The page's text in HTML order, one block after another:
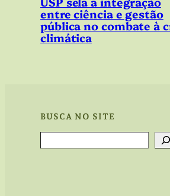
entre ciência e gestão
pública no combate à
climática
BUSCA NO SITE